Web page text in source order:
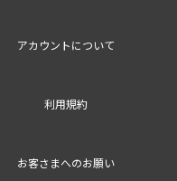
アカウントについて
利用規約
お客さまへのお願い